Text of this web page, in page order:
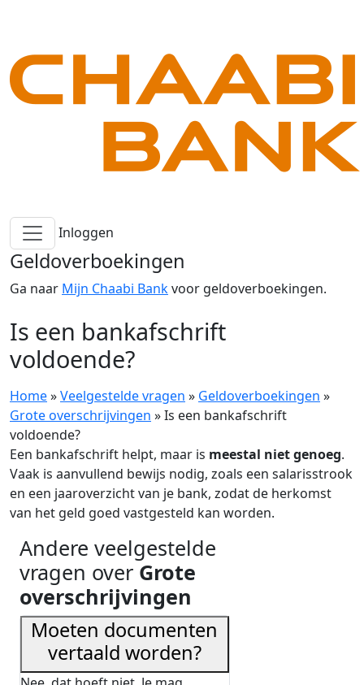
Inloggen
Geldoverboekingen
Ga naar Mijn Chaabi Bankvoor geldoverboekingen.
Is een bankafschrift
voldoende?
Home»Veelgestelde vragen » Geldoverboekingen »
Grote overschrijvingen »Is een bankafschrift
voldoende?
Een bankafschrift helpt, maar is meestal niet genoeg.
Vaak is aanvullend bewijs nodig, zoals een salarisstrook
en een jaaroverzicht van je bank, zodat de herkomst
van het geld goed vastgesteld kan worden.
Andere veelgestelde
vragen over Grote
overschrijvingen
Moeten documenten
vertaald worden?